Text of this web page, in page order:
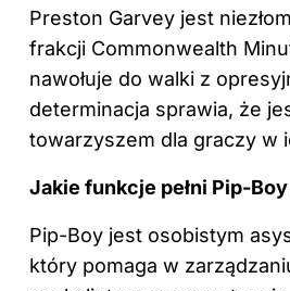
Preston Garvey jest
frakcji Commonwealth
nawołuje do walki z
determinacja sprawia, że
towarzyszem dla graczy w
Jakie funkcje pełni Pip-
Pip-Boy jest osobistym
który pomaga w